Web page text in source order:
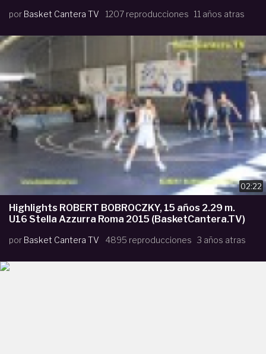
por Basket Cantera TV 1207 reproducciones 11 años atras
02:22
Highlights ROBERT BOBROCZKY, 15 años 2.29 m.
U16 Stella Azzurra Roma 2015 (BasketCantera.TV)
por Basket Cantera TV 4895 reproducciones 3 años atras